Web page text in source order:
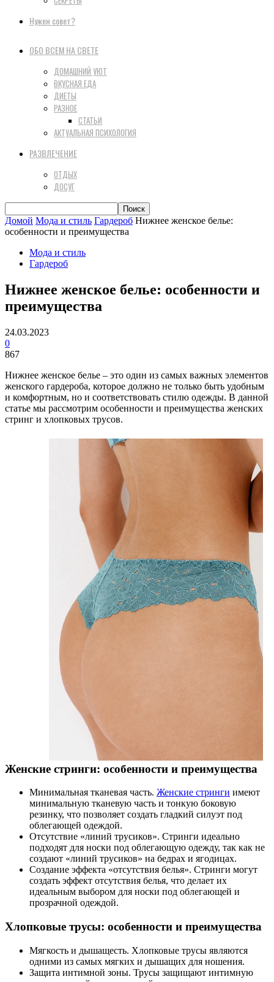
Нужен совет?
ОБО ВСЕМ НА СВЕТЕ
ДОМАШНИЙ УЮТ
ВКУСНАЯ ЕДА
ДИЕТЫ
РАЗНОЕ
СТАТЬИ
АКТУАЛЬНАЯ ПСИХОЛОГИЯ
РАЗВЛЕЧЕНИЕ
ОТДЫХ
ДОСУГ
Домой Мода и стиль Гардероб Нижнее женское белье:
особенности и преимущества
Мода и стиль
Гардероб
Нижнее женское белье: особенности и
преимущества
24.03.2023
0
867
Нижнее женское белье – это один из самых важных элементов
женского гардероба, которое должно не только быть удобным
и комфортным, но и соответствовать стилю одежды. В данной
статье мы рассмотрим особенности и преимущества женских
стринг и хлопковых трусов.
Женские стринги: особенности и преимущества
Минимальная тканевая часть. Женские стринги имеют
минимальную тканевую часть и тонкую боковую
резинку, что позволяет создать гладкий силуэт под
облегающей одеждой.
Отсутствие «линий трусиков». Стринги идеально
подходят для носки под облегающую одежду, так как не
создают «линий трусиков» на бедрах и ягодицах.
Создание эффекта «отсутствия белья». Стринги могут
создать эффект отсутствия белья, что делает их
идеальным выбором для носки под облегающей и
прозрачной одеждой.
Хлопковые трусы: особенности и преимущества
Мягкость и дышащесть. Хлопковые трусы являются
одними из самых мягких и дышащих для ношения.
Защита интимной зоны. Трусы защищают интимную